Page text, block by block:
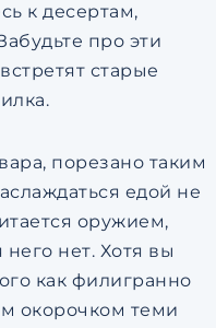
к десертам,
про эти
старые
порезано таким
едой не
оружием,
него нет. Хотя вы
как филигранно
окорочком теми